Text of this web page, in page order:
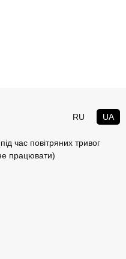
RU UA
час повітряних тривог
працювати)